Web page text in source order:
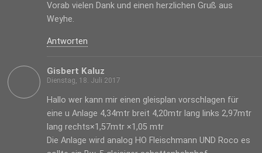
Vorab vielen Dank und einen herzlichen Gruß aus
Weyhe.
Antworten
Gisbert Kaluz
Dienstag, 18. Juli 2017
Hallo wer kann mir einen gleisplan vorschlagen für
eine u Anlage 4,34mtr breit 4,20mtr lang links 2,97mtr
lang rechts×1,57mtr ×1,05 mtr
Die Anlage wird analog HO Fleischmann UND Roco es